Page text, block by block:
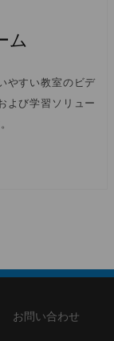
ム
やすい教室のビデ
よび学習ソリュー
お問い合わせ